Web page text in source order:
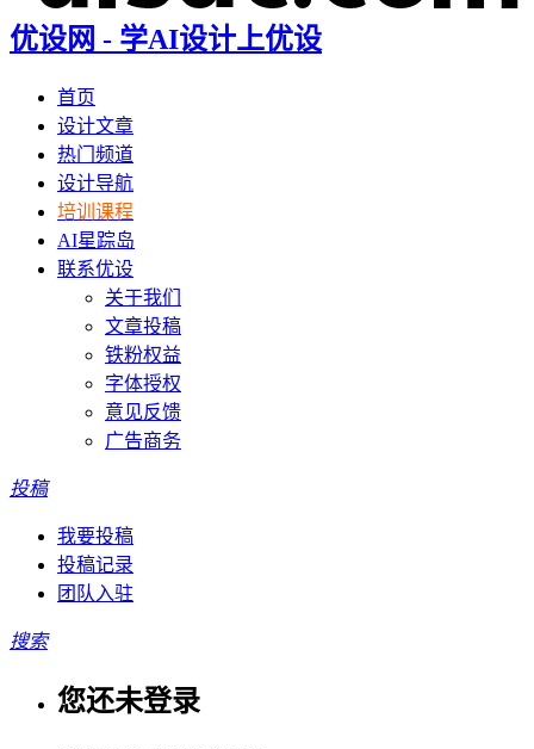
优设网 - 学AI设计上优设
首页
设计文章
热门频道
设计导航
培训课程
AI星踪岛
联系优设
关于我们
文章投稿
铁粉权益
字体授权
意见反馈
广告商务
投稿
我要投稿
投稿记录
团队入驻
搜索
您还未登录